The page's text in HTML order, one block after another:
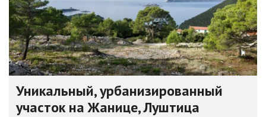
Уникальный, урбанизированный
участок на Жанице, Луштица